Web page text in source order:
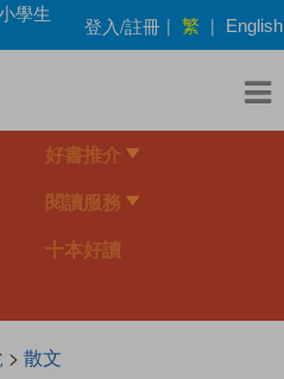
學生
登入/註冊 | 繁 | English
好書推介
閱讀服務
十本好讀
> 散文